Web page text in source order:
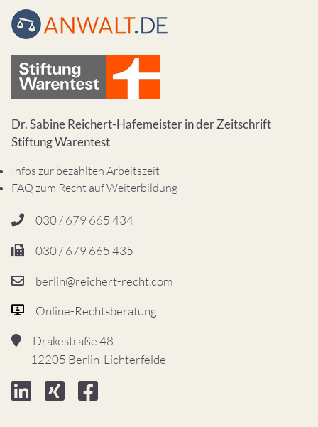
Dr. Sabine Reichert-Hafemeister in der Zeitschrift
Stiftung Warentest
Infos zur bezahlten Arbeitszeit
FAQ zum Recht auf Weiterbildung
030 / 679 665 434
030 / 679 665 435
berlin@reichert-recht.com
Online-Rechtsberatung
Drakestraße 48
12205 Berlin-Lichterfelde